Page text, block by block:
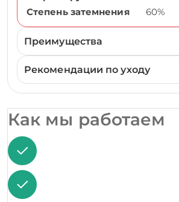
Степень затемнения
60%
Преимущества
Рекомендации по уходу
Как мы работаем